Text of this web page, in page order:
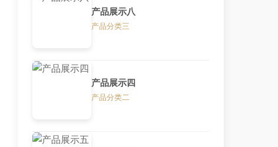
产品展示八
产品分类三
产品展示四
产品分类二